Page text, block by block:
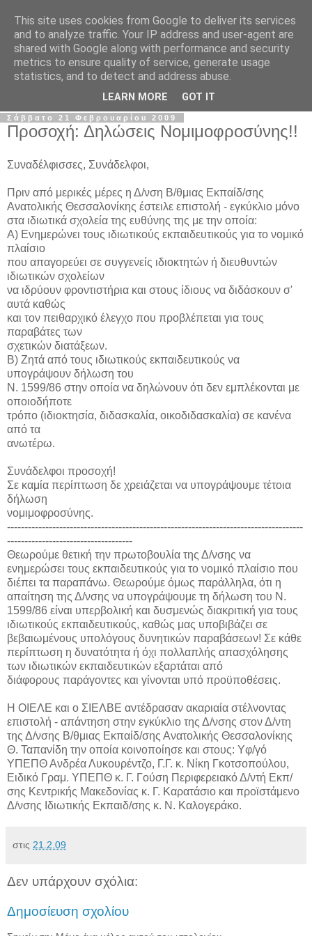
Σ.Ι.Ε.Λ.Β.Ε.
Ο επίσημος ιστότοπος του Συλλόγου Ιδιωτικών
Εκπαιδευτικών Λειτουργών Βόρειας Ελλάδας
Σάββατο 21 Φεβρουαρίου 2009
Προσοχή: Δηλώσεις Νομιμοφροσύνης!!
Συναδέλφισσες, Συνάδελφοι,
Πριν από μερικές μέρες η Δ/νση Β/θμιας Εκπαίδ/σης
Ανατολικής Θεσσαλονίκης έστειλε επιστολή - εγκύκλιο μόνο
στα ιδιωτικά σχολεία της ευθύνης της με την οποία:
Α) Ενημερώνει τους ιδιωτικούς εκπαιδευτικούς για το νομικό
πλαίσιο
που απαγορεύει σε συγγενείς ιδιοκτητών ή διευθυντών
ιδιωτικών σχολείων
να ιδρύουν φροντιστήρια και στους ίδιους να διδάσκουν σ'
αυτά καθώς
και τον πειθαρχικό έλεγχο που προβλέπεται για τους
παραβάτες των
σχετικών διατάξεων.
Β) Ζητά από τους ιδιωτικούς εκπαιδευτικούς να
υπογράψουν δήλωση του
Ν. 1599/86 στην οποία να δηλώνουν ότι δεν εμπλέκονται με
οποιοδήποτε
τρόπο (ιδιοκτησία, διδασκαλία, οικοδιδασκαλία) σε κανένα
από τα
ανωτέρω.
Συνάδελφοι προσοχή!
Σε καμία περίπτωση δε χρειάζεται να υπογράψουμε τέτοια
δήλωση
νομιμοφροσύνης.
-------------------------------------------------------------------------------------
------------------------------------
Θεωρούμε θετική την πρωτοβουλία της Δ/νσης να
ενημερώσει τους εκπαιδευτικούς για το νομικό πλαίσιο που
διέπει τα παραπάνω. Θεωρούμε όμως παράλληλα, ότι η
απαίτηση της Δ/νσης να υπογράψουμε τη δήλωση του Ν.
1599/86 είναι υπερβολική και δυσμενώς διακριτική για τους
ιδιωτικούς εκπαιδευτικούς, καθώς μας υποβιβάζει σε
βεβαιωμένους υπολόγους δυνητικών παραβάσεων! Σε κάθε
περίπτωση η δυνατότητα ή όχι πολλαπλής απασχόλησης
των ιδιωτικών εκπαιδευτικών εξαρτάται από
διάφορους παράγοντες και γίνονται υπό προϋποθέσεις.
Η ΟΙΕΛΕ και ο ΣΙΕΛΒΕ αντέδρασαν ακαριαία στέλνοντας
επιστολή - απάντηση στην εγκύκλιο της Δ/νσης στον Δ/ντη
της Δ/νσης Β/θμιας Εκπαίδ/σης Ανατολικής Θεσσαλονίκης
Θ. Ταπανίδη την οποία κοινοποίησε και στους: Yφ/γό
ΥΠΕΠΘ Ανδρέα Λυκουρέντζο, Γ.Γ. κ. Νίκη Γκοτσοπούλου,
Ειδικό Γραμ. ΥΠΕΠΘ κ. Γ. Γούση Περιφερειακό Δ/ντή Εκπ/
σης Κεντρικής Μακεδονίας κ. Γ. Καρατάσιο και προϊστάμενο
Δ/νσης Ιδιωτικής Εκπαιδ/σης κ. Ν. Καλογεράκο.
στις 21.2.09
Δεν υπάρχουν σχόλια:
Δημοσίευση σχολίου
This site uses cookies from Google to deliver its services
and to analyze traffic. Your IP address and user-agent are
shared with Google along with performance and security
metrics to ensure quality of service, generate usage
statistics, and to detect and address abuse.
LEARN MORE GOT IT